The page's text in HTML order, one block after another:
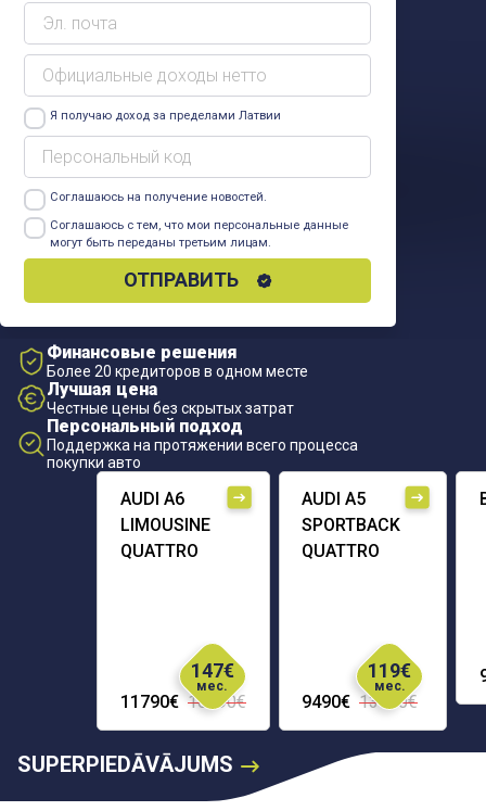
Я получаю доход за пределами Латвии
Соглашаюсь на получение новостей.
Соглашаюсь с тем, что мои персональные данные
могут быть переданы третьим лицам.
ОТПРАВИТЬ
AUDI A6
LIMOUSINE
QUATTRO
11790€ 16290€
147€
мес.
AUDI A5
SPORTBACK
QUATTRO
9490€ 13690€
119€
мес.
Финансовые решения
Более 20 кредиторов в одном месте
Лучшая цена
Честные цены без скрытых затрат
Персональный подход
Поддержка на протяжении всего процесса
покупки авто
SUPERPIEDĀVĀJUMS